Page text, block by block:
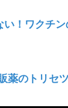
！ワクチン
薬のトリセ